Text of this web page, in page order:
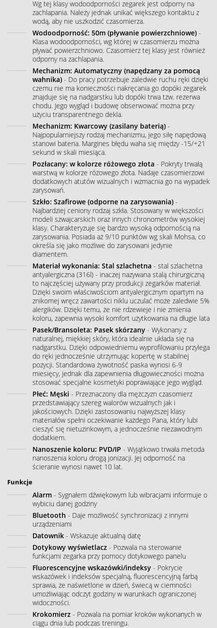
Wg tej klasy wodoodporności zegarek jest odporny na
zachlapania. Należy jednak unikać większego kontaktu z
wodą, aby nie uszkodzić czasomierza.
Wodoodporność: 50m (pływanie powierzchniowe) -
Klasa wodoodporności, wg której w czasomierzu można
pływać powierzchniowo. Czasomierz tej klasy jest również
odporny na zachlapania.
Mechanizm: Automatyczny (napędzany za pomocą
wahnika) - Do pracy potrzebuje zaledwie ruchu ręki dzięki
czemu nie ma konieczności nakręcania go dopóki zegarek
znajduje się na nadgarstku lub dopóki trwa tzw. rezerwa
chodu. Jego wygląd i budowę obserwować można przy
użyciu transparentnego dekla.
Mechanizm: Kwarcowy (zasilany baterią) -
Najpopularniejszy rodzaj mechanizmu, jego siłę napędową
stanowi bateria. Margines błędu waha się między -15/+21
sekund w skali miesiąca.
Pozłacany: w kolorze różowego złota - Pokryty trwałą
warstwą w kolorze różowego złota. Nadaje czasomierzowi
dodatkowych atutów wizualnych i wzmacnia go na wypadek
zarysowań.
Szkło: Szafirowe (odporne na zarysowania) -
Najbardziej ceniony rodzaj szkła. Stosowany w większości
modeli szwajcarskich oraz innych chronometrów wysokiej
klasy. Charakteryzuje się bardzo wysoką odpornością na
zarysowania. Posiada aż 9/10 punktów wg skali Mohsa, co
określa się jako możliwe do zarysowani jedynie
diamentem.
Materiał wykonania: Stal szlachetna - stal szlachetna
antyalergiczna (316l) - inaczej nazywana stalą chirurgiczną
to najczęściej używany przy produkcji zegarków materiał.
Dzięki swoim właściwościom antyalergicznym opartym na
znikomej wręcz zawartości niklu uczulać może zaledwie 5%
alergików. Dzięki temu, że nie rdzewieje i nie zmienia
koloru, zapewnia wysoki komfort użytkowania na długie lata
Pasek/Bransoleta: Pasek skórzany - Wykonany z
naturalnej, miękkiej skóry, która idealnie układa się na
nadgarstku. Dzięki odpowiedniemu wyprofilowaniu przylega
do ręki jednocześnie utrzymując kopertę w stabilnej
pozycji. Standardowa żywotność paska wynosi 6-9
miesięcy, jednak dla zapewnienia długowieczności można
stosować specjalne kosmetyki poprawiające jego wygląd.
Płeć: Męski - Przeznaczony dla mężczyzn czasomierz
przedstawiający szereg walorów wizualnych jak i
jakościowych. Dzięki zastosowaniu najwyższej klasy
materiałów spełni oczekiwanie każdego Pana, który lubi
cieszyć się nietuzinkowym, a jednocześnie niezawodnym
dodatkiem.
Nanoszenie koloru: PVD/IP - Wyjątkowo trwała metoda
nanoszenia koloru drogą jonizacji. Jej odporność na
ścieranie wynosi nawet 10 lat.
Funkcje
Alarm - Sygnałem dźwiękowym lub wibracjami informuje o
wybiciu danej godziny
Bluetooth - Daje możliwość synchronizacji z innymi
urządzeniami
Datownik - Wskazuje aktualną datę
Dotykowy wyświetlacz - Pozwala na sterowanie
funkcjami zegarka przy pomocy dotykowego panelu
Fluorescencyjne wskazówki/indeksy - Pokrycie
wskazówek i indeksów specjalną, fluorescencyjną farbą
sprawia, że naświetlone w dzień, świecą w ciemności
umożliwiając odczyt godziny w warunkach ograniczonej
widoczności.
Krokomierz - Pozwala na pomiar kroków wykonanych w
ciągu dnia lub podczas treningu.